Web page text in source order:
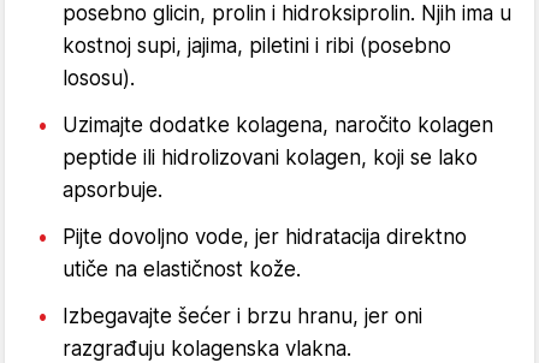
posebno glicin, prolin i hidroksiprolin. Njih ima u
kostnoj supi, jajima, piletini i ribi (posebno
lososu).
Uzimajte dodatke kolagena, naročito kolagen
peptide ili hidrolizovani kolagen, koji se lako
apsorbuje.
Pijte dovoljno vode, jer hidratacija direktno
utiče na elastičnost kože.
Izbegavajte šećer i brzu hranu, jer oni
razgrađuju kolagenska vlakna.